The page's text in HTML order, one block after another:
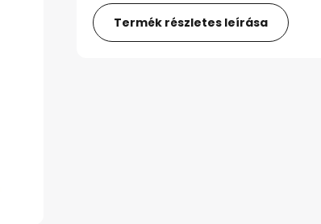
Termék részletes leírása